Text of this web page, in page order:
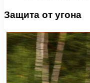
Защита от угона